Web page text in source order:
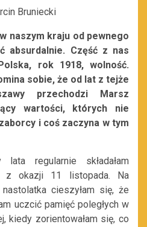
Bruniecki
naszym kraju od pewnego
absurdalnie. Część z nas
rok 1918, wolność.
sobie, że od lat z tejże
przechodzi Marsz
wartości, których nie
i coś zaczyna w tym
regularnie składałam
z okazji 11 listopada. Na
cieszyłam się, że
uczcić pamięć poległych w
kiedy zorientowałam się, co